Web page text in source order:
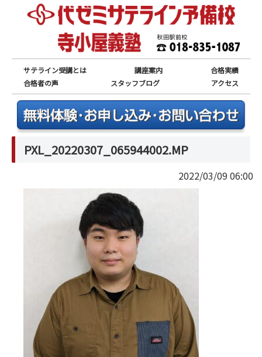
サテライン受講とは 講座案内
合格実績
合格者の声
スタッフブログ アクセス
PXL_20220307_065944002.MP
2022/03/09 06:00